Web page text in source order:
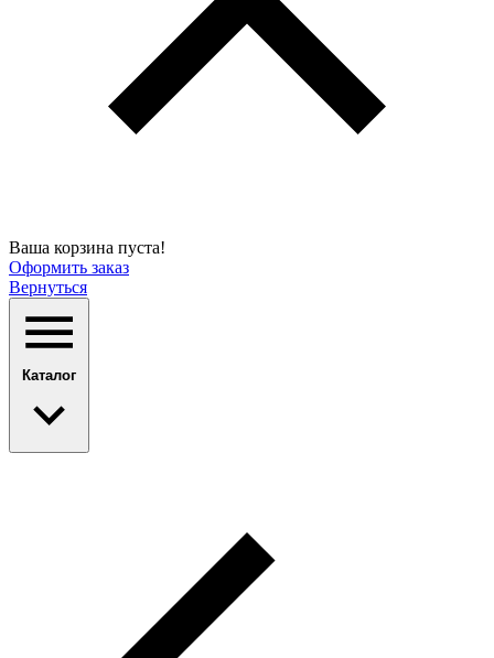
Ваша корзина пуста!
Оформить заказ
Вернуться
Каталог